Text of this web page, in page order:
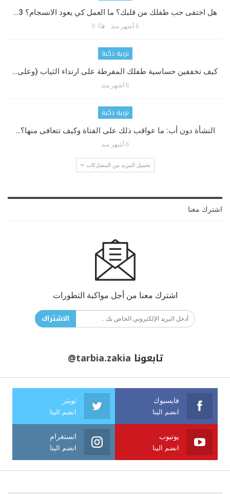
هل اختفى حب طفلك من قلبك؟ ما العمل كي يعود الانسجام؟ 3…
6 أشهر منذ 0
تربية ذكية
كيف تخففين حساسية طفلك المفرطة على ارتداء الثياب (وعلى…
6 أشهر منذ
تربية ذكية
النشأة دون أب: ما عواقب ذلك على الفتاة وكيف تتعافى منها؟…
6 أشهر منذ
تحميل المزيد من المشاركات
اشترك معنا
اشترك معنا من أجل مواكبة التطورات
الاشتراك
تابعونا @tarbia.zakia
فايسبوك
انضم الينا
تويتر
انضم الينا
يوتيوب
انضم الينا
انستغرام
انضم الينا